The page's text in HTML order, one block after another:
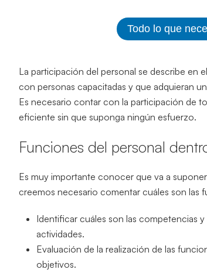
Todo lo que
La participación del personal se describe en
con personas capacitadas y que adquieran
Es necesario contar con la participación de
eficiente sin que suponga ningún esfuerzo.
Funciones del personal
Es muy importante conocer que va a
creemos necesario comentar cuáles son las
Identificar cuáles son las competencias
actividades.
Evaluación de la realización de las
objetivos.